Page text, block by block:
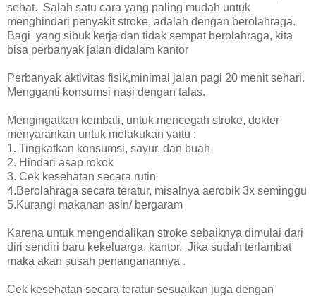
sehat. Salah satu cara yang paling mudah untuk
menghindari penyakit stroke, adalah dengan berolahraga.
Bagi yang sibuk kerja dan tidak sempat berolahraga, kita
bisa perbanyak jalan didalam kantor
Perbanyak aktivitas fisik,minimal jalan pagi 20 menit sehari.
Mengganti konsumsi nasi dengan talas.
Mengingatkan kembali, untuk mencegah stroke, dokter
menyarankan untuk melakukan yaitu :
1. Tingkatkan konsumsi, sayur, dan buah
2. Hindari asap rokok
3. Cek kesehatan secara rutin
4.Berolahraga secara teratur, misalnya aerobik 3x seminggu
5.Kurangi makanan asin/ bergaram
Karena untuk mengendalikan stroke sebaiknya dimulai dari
diri sendiri baru kekeluarga, kantor. Jika sudah terlambat
maka akan susah penanganannya .
Cek kesehatan secara teratur sesuaikan juga dengan